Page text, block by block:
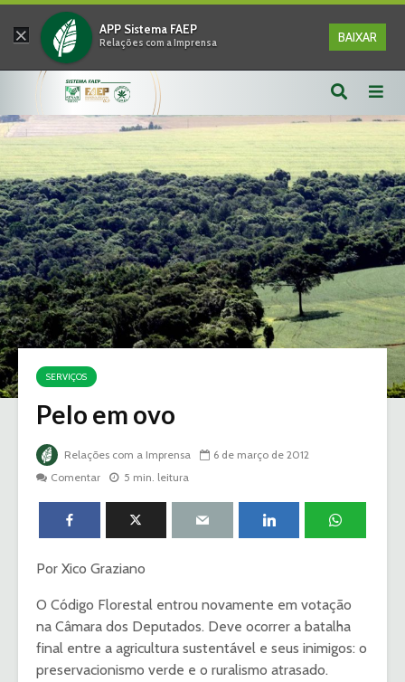
× APP Sistema FAEP
Relações com a Imprensa BAIXAR
SERVIÇOS
Pelo em ovo
Relações com a Imprensa
6 de março de 2012
Comentar
5 min. leitura
Por Xico Graziano
O Código Florestal entrou novamente em votação
na Câmara dos Deputados. Deve ocorrer a batalha
final entre a agricultura sustentável e seus inimigos: o
preservacionismo verde e o ruralismo atrasado.